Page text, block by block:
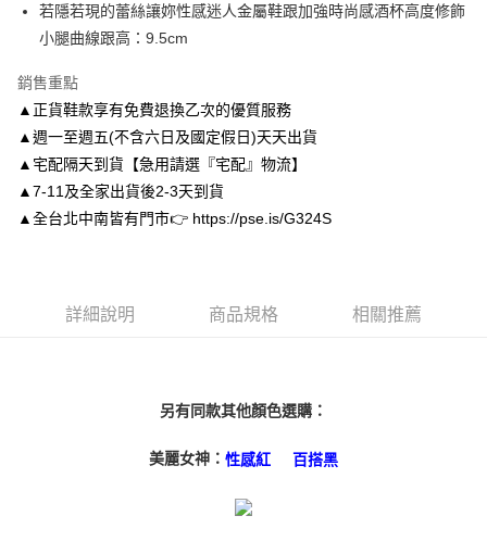
華南商業銀行
彰化商業銀行
上海商業儲蓄銀行
臺灣中小企業銀行
匯豐（台灣）商業銀行
華泰商業銀行
聯邦商業銀行
遠東國際商業銀行
元大商業銀行
永豐商業銀行
星展（台灣）商業銀行
台新國際商業銀行
台灣樂天信用卡公司
華南商業銀行
上海商業儲蓄銀行
國泰世華商業銀行
臺灣中小企業銀行
台中商業銀行
匯豐（台灣）商業銀行
華泰商業銀行
聯邦商業銀行
遠東國際商業銀行
元大商業銀行
玉山商業銀行
LINE Pay
Apple Pay
街口支付
悠遊付
Google Pay
AFTEE先享後付是「在收到商品之後才付款」的支付方式。 讓您購物簡單
便利好安心！
【「AFTEE先享後付」結帳流程】
結帳頁面，進行簡訊認證並確認金額後，即可完成結帳。
３．收到繳費通知簡訊後14天內，點擊此簡訊中的連結，可透過四大超商／
ATM／網路銀行／等多元方式進行付款，方視為交易完成。
每筆NT$80，滿NT$3,000(含以上)免運費
若隱若現的蕾絲讓妳性感迷人金屬鞋跟加強時尚感酒杯高度修飾
小腿曲線跟高：9.5cm
銷售重點
▲正貨鞋款享有免費退換乙次的優質服務
▲週一至週五(不含六日及國定假日)天天出貨
▲宅配隔天到貨【急用請選『宅配』物流】
▲7-11及全家出貨後2-3天到貨
▲全台北中南皆有門市👉 https://pse.is/G324S
詳細說明 商品規格 相關推薦
另有同款其他顏色選購：
美麗女神： 性感紅 百搭黑